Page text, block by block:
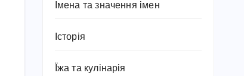
Імена та значення імен
Історія
Їжа та кулінарія